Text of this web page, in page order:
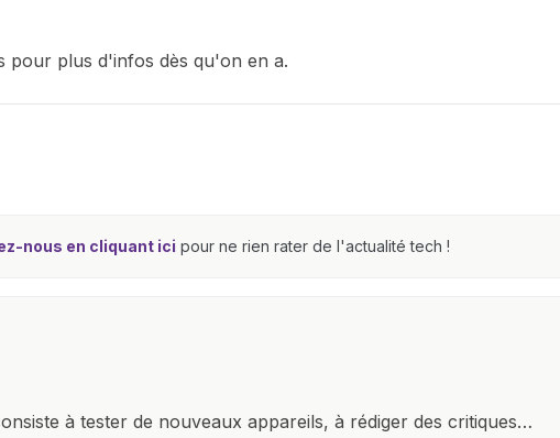
pour plus d'infos dès qu'on en a.
nous en cliquant ici pour ne rien rater de l'actualité tech !
à tester de nouveaux appareils, à rédiger des critiques